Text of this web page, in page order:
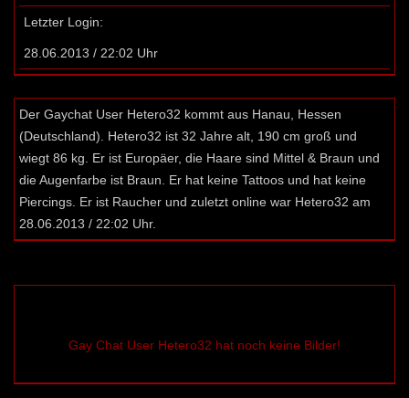
Letzter Login:
28.06.2013 / 22:02 Uhr
Der Gaychat User Hetero32 kommt aus Hanau, Hessen
(Deutschland). Hetero32 ist 32 Jahre alt, 190 cm groß und
wiegt 86 kg. Er ist Europäer, die Haare sind Mittel & Braun und
die Augenfarbe ist Braun. Er hat keine Tattoos und hat keine
Piercings. Er ist Raucher und zuletzt online war Hetero32 am
28.06.2013 / 22:02 Uhr.
Gay Chat User Hetero32 hat noch keine Bilder!